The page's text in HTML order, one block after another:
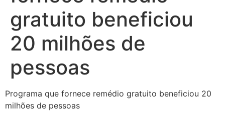
gratuito beneficiou
20 milhões de
pessoas
Programa que fornece remédio gratuito beneficiou 20
milhões de pessoas